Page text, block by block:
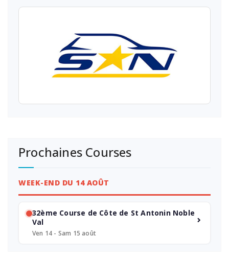
Prochaines Courses
WEEK-END DU 14 AOÛT
32ème Course de Côte de St Antonin Noble
Val
Ven 14 - Sam 15 août